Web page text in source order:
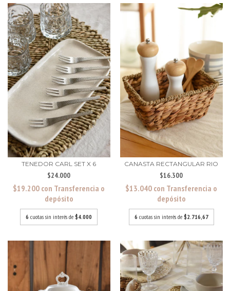
TENEDOR CARL SET X 6
$24.000
$19.200 con Transferencia o
depósito
6 cuotas sin interés de $4.000
CANASTA RECTANGULAR RIO
$16.300
$13.040 con Transferencia o
depósito
6 cuotas sin interés de $2.716,67